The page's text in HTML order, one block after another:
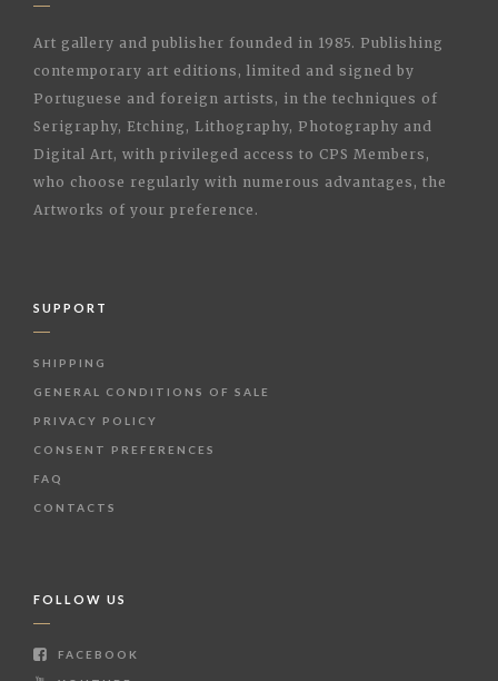
Art gallery and publisher founded in 1985. Publishing
contemporary art editions, limited and signed by
Portuguese and foreign artists, in the techniques of
Serigraphy, Etching, Lithography, Photography and
Digital Art, with privileged access to CPS Members,
who choose regularly with numerous advantages, the
Artworks of your preference.
SUPPORT
SHIPPING
GENERAL CONDITIONS OF SALE
PRIVACY POLICY
CONSENT PREFERENCES
FAQ
CONTACTS
FOLLOW US
FACEBOOK